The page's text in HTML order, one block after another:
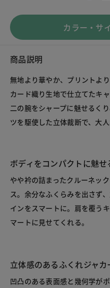
カラー・サ
商品説明
無地より華やか、プリントよ
カード織り生地で仕立てたキ
二の腕をシャープに魅せるく
ボディをコンパクトに魅
やや衿の詰まったクルーネッ
ス。余分なふくらみを出さず
インをスマートに。肩を覆う
マートに見せてくれる。
立体感のあるふくれジャカ
凹凸のある表面感と幾何学が